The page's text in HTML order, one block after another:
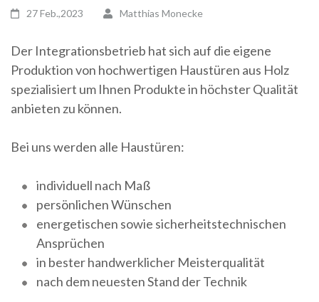
27 Feb.,2023 Matthias Monecke
Der Integrationsbetrieb hat sich auf die eigene
Produktion von hochwertigen Haustüren aus Holz
spezialisiert um Ihnen Produkte in höchster Qualität
anbieten zu können.
Bei uns werden alle Haustüren:
individuell nach Maß
persönlichen Wünschen
energetischen sowie sicherheitstechnischen
Ansprüchen
in bester handwerklicher Meisterqualität
nach dem neuesten Stand der Technik